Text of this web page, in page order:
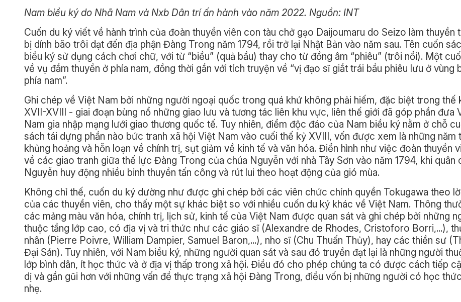
Nam biều ký do Nhã Nam và Nxb Dân trí ấn hành vào năm 2022. Nguồn: INT
Cuốn du ký viết về hành trình của đoàn thuyền viên con tàu chở gạo Daijoumaru do Seizo làm thuyền
bị dính bão trôi dạt đến địa phận Đàng Trong năm 1794, rồi trở lại Nhật Bản vào năm sau. Tên cuốn
biều ký sử dụng cách chơi chữ, với từ “biều” (quả bầu) thay cho từ đồng âm “phiêu” (trôi nổi). Một
về vụ đắm thuyền ở phía nam, đồng thời gắn với tích truyện về “vị đạo sĩ giắt trái bầu phiêu lưu ở vùng
phía nam”.
Ghi chép về Việt Nam bởi những người ngoại quốc trong quá khứ không phải hiếm, đặc biệt trong thế
XVII-XVIII - giai đoạn bùng nổ những giao lưu và tương tác liên khu vực, liên thế giới đã góp phần đưa
Nam gia nhập mạng lưới giao thương quốc tế. Tuy nhiên, điểm độc đáo của Nam biều ký nằm ở chỗ
sách tái dựng phần nào bức tranh xã hội Việt Nam vào cuối thế kỷ XVIII, vốn được xem là những năm
khủng hoảng và hỗn loạn về chính trị, sụt giảm về kinh tế và văn hóa. Điển hình như việc đoàn thuyền
về các giao tranh giữa thế lực Đàng Trong của chúa Nguyễn với nhà Tây Sơn vào năm 1794, khi quân
Nguyễn huy động nhiều binh thuyền tấn công và rút lui theo hoạt động của gió mùa.
Không chỉ thế, cuốn du ký dường như được ghi chép bởi các viên chức chính quyền Tokugawa theo
của các thuyền viên, cho thấy một sự khác biệt so với nhiều cuốn du ký khác về Việt Nam. Thông
các mảng màu văn hóa, chính trị, lịch sử, kinh tế của Việt Nam được quan sát và ghi chép bởi những
thuộc tầng lớp cao, có địa vị và tri thức như các giáo sĩ (Alexandre de Rhodes, Cristoforo Borri,...),
nhân (Pierre Poivre, William Dampier, Samuel Baron,...), nho sĩ (Chu Thuấn Thủy), hay các thiền sư
Đại Sán). Tuy nhiên, với Nam biều ký, những người quan sát và sau đó truyền đạt lại là những người
lớp bình dân, ít học thức và ở địa vị thấp trong xã hội. Điều đó cho phép chúng ta có được cách tiếp
dị và gần gũi hơn với những vấn đề thực trạng xã hội Đàng Trong, điều vốn bị những người có học
nhẹ.